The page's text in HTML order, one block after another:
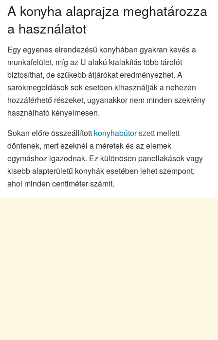
A konyha alaprajza meghatározza
a használatot
Egy egyenes elrendezésű konyhában gyakran kevés a
munkafelület, míg az U alakú kialakítás több tárolót
biztosíthat, de szűkebb átjárókat eredményezhet. A
sarokmegoldások sok esetben kihasználják a nehezen
hozzáférhető részeket, ugyanakkor nem minden szekrény
használható kényelmesen.
Sokan előre összeállított konyhabútor szett mellett
döntenek, mert ezeknél a méretek és az elemek
egymáshoz igazodnak. Ez különösen panellakások vagy
kisebb alapterületű konyhák esetében lehet szempont,
ahol minden centiméter számít.